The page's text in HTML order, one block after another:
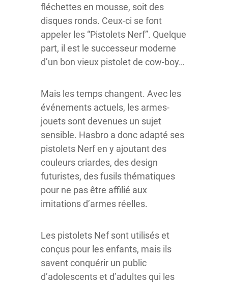
fléchettes en mousse, soit des
disques ronds. Ceux-ci se font
appeler les “Pistolets Nerf”. Quelque
part, il est le successeur moderne
d’un bon vieux pistolet de cow-boy…
Mais les temps changent. Avec les
événements actuels, les armes-
jouets sont devenues un sujet
sensible. Hasbro a donc adapté ses
pistolets Nerf en y ajoutant des
couleurs criardes, des design
futuristes, des fusils thématiques
pour ne pas être affilié aux
imitations d’armes réelles.
Les pistolets Nef sont utilisés et
conçus pour les enfants, mais ils
savent conquérir un public
d’adolescents et d’adultes qui les